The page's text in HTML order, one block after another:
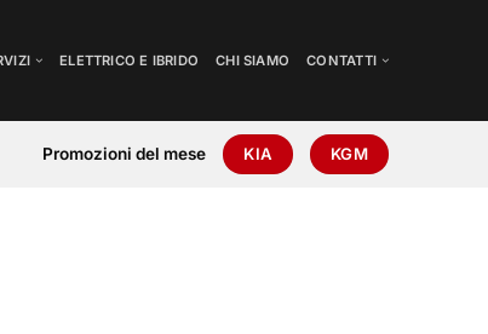
ELETTRICO E IBRIDO CHI SIAMO CONTATTI
Promozioni del mese KIA KGM